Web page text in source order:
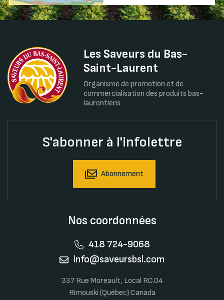
Les Saveurs du Bas-
Saint-Laurent
Organisme de promotion et de
commercialisation des produits bas-
laurentiens
S'abonner à l'infolettre
Abonnement
Nos coordonnées
418 724-9068
info@saveursbsl.com
337 Rue Moreault, Local RC.04
Rimouski (Québec) Canada